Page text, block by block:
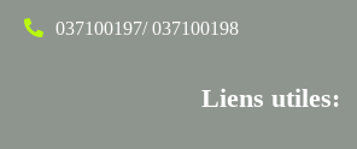
037100197/ 037100198
Liens utiles: